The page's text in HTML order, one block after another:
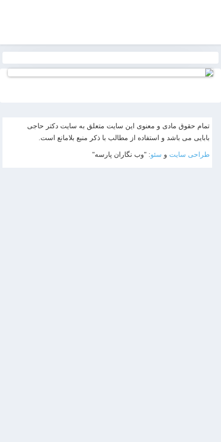
تمام حقوق مادی و معنوی این سایت متعلق به سایت دکتر حاجی
بابایی می باشد و استفاده از مطالب با ذکر منبع بلامانع است.
طراحی سایت و سئو: "وب نگاران پارسه"